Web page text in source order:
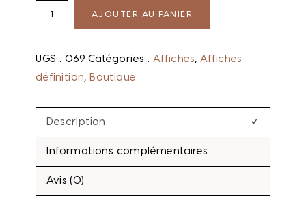
AJOUTER AU PANIER
UGS : 069 Catégories : Affiches, Affiches
définition, Boutique
Description
Informations complémentaires
Avis (0)